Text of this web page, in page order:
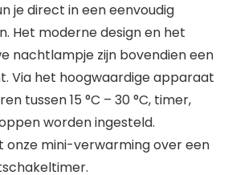
je direct in een eenvoudig
Het moderne design en het
nachtlampje zijn bovendien een
Via het hoogwaardige apparaat
tussen 15 °C – 30 °C, timer,
worden ingesteld.
onze mini-verwarming over een